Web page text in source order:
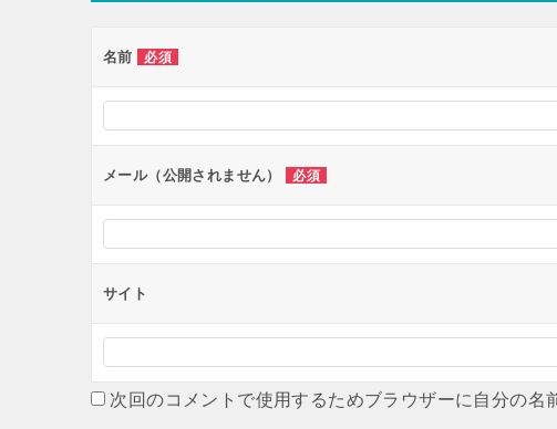
ー
ョ
ン
名前 必須
メール（公開されません） 必須
サイト
次回のコメントで使用するためブラウザーに自分の名